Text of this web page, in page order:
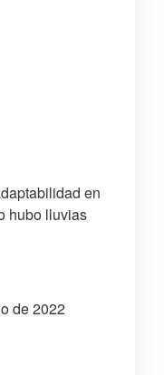
en
hubo lluvias
de 2022